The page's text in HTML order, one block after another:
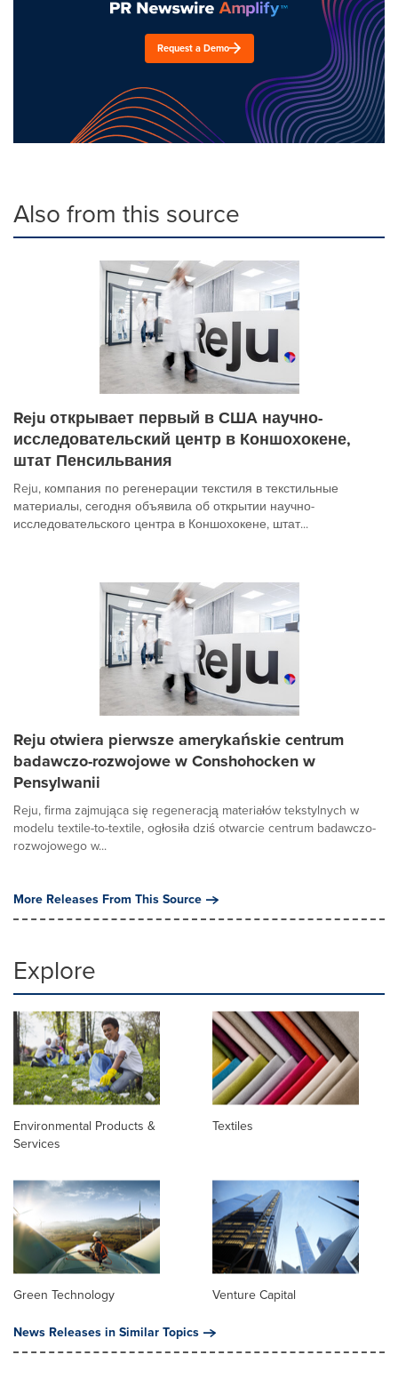
Request a Demo
Also from this source
Reju открывает первый в США научно-
исследовательский центр в Коншохокене,
штат Пенсильвания
Reju, компания по регенерации текстиля в текстильные
материалы, сегодня объявила об открытии научно-
исследовательского центра в Коншохокене, штат...
Reju otwiera pierwsze amerykańskie centrum
badawczo-rozwojowe w Conshohocken w
Pensylwanii
Reju, firma zajmująca się regeneracją materiałów tekstylnych w
modelu textile-to-textile, ogłosiła dziś otwarcie centrum badawczo-
rozwojowego w...
More Releases From This Source
Explore
Environmental Products &
Services
Textiles
Green Technology
Venture Capital
News Releases in Similar Topics